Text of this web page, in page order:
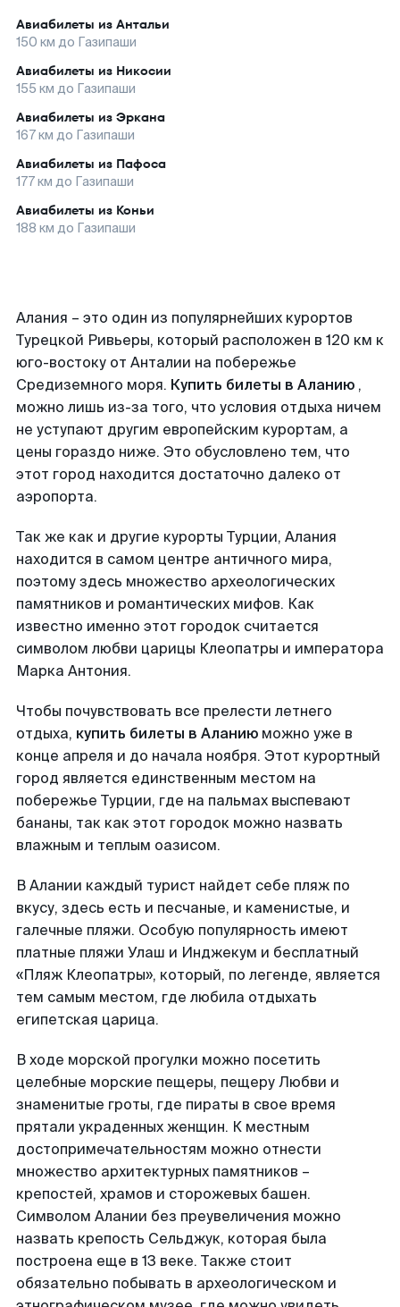
Авиабилеты из Антальи
150 км до Газипаши
Авиабилеты из Никосии
155 км до Газипаши
Авиабилеты из Эркана
167км до Газипаши
Авиабилеты из Пафоса
177км до Газипаши
Авиабилеты из Коньи
188 км до Газипаши
Алания – это один из популярнейших курортов
Турецкой Ривьеры, который расположен в 120 км к
юго-востоку от Анталии на побережье
Средиземного моря. Купить билеты в Аланию ,
можно лишь из-за того, что условия отдыха ничем
не уступают другим европейским курортам, а
цены гораздо ниже. Это обусловлено тем, что
этот город находится достаточно далеко от
аэропорта.
Так же как и другие курорты Турции, Алания
находится в самом центре античного мира,
поэтому здесь множество археологических
памятников и романтических мифов. Как
известно именно этот городок считается
символом любви царицы Клеопатры и императора
Марка Антония.
Чтобы почувствовать все прелести летнего
отдыха, купить билеты в Аланию можно уже в
конце апреля и до начала ноября. Этот курортный
город является единственным местом на
побережье Турции, где на пальмах выспевают
бананы, так как этот городок можно назвать
влажным и теплым оазисом.
В Алании каждый турист найдет себе пляж по
вкусу, здесь есть и песчаные, и каменистые, и
галечные пляжи. Особую популярность имеют
платные пляжи Улаш и Инджекум и бесплатный
«Пляж Клеопатры», который, по легенде, является
тем самым местом, где любила отдыхать
египетская царица.
В ходе морской прогулки можно посетить
целебные морские пещеры, пещеру Любви и
знаменитые гроты, где пираты в свое время
прятали украденных женщин. К местным
достопримечательностям можно отнести
множество архитектурных памятников –
крепостей, храмов и сторожевых башен.
Символом Алании без преувеличения можно
назвать крепость Сельджук, которая была
построена еще в 13 веке. Также стоит
обязательно побывать в археологическом и